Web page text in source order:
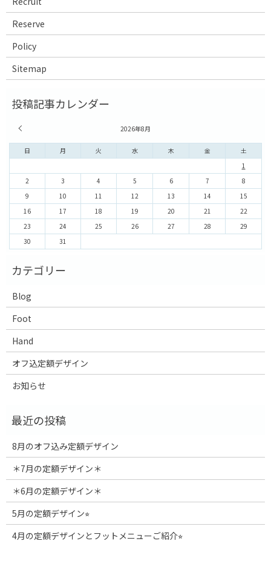
Reserve
Policy
Sitemap
2026年8月
日 月 火 水 木 金 土
1
2
3 4 5 6 7
8
9
10 11 12 13 14
15
16
17 18 19 20 21
22
23
24 25 26 27 28
29
30
31
Blog
Foot
Hand
オフ込定額デザイン
お知らせ
8月のオフ込み定額デザイン
＊7月の定額デザイン＊
＊6月の定額デザイン＊
5月の定額デザイン⭐︎
4月の定額デザインとフットメニューご紹介⭐︎